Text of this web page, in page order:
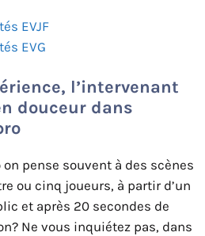
EVJF
EVG
l’intervenant
douceur dans
pense souvent à des scènes
ou cinq joueurs, à partir d’un
et après 20 secondes de
Ne vous inquiétez pas, dans